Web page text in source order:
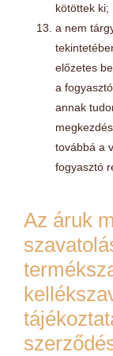
kötöttek ki;
a nem
előzetes
a
annak
továbbá a
fogyasztó
Az áruk